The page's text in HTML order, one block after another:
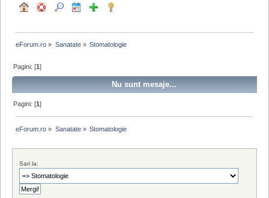
eForum.ro » Sanatate» Stomatologie
Pagini: [1]
Nu sunt mesaje...
Pagini: [1]
eForum.ro » Sanatate» Stomatologie
Sari la: